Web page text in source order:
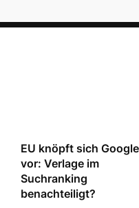
EU knöpft sich Google
vor: Verlage im
Suchranking
benachteiligt?